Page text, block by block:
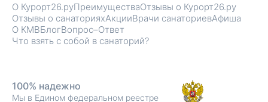
О Курорт26.руПреимуществаОтзывы о Курорт26.ру
Отзывы о санаторияхАкцииВрачи санаториевАфиша
О КМВБлогВопрос–Ответ
Что взять с собой в санаторий?
100% надежно
Мы в Едином федеральном реестре